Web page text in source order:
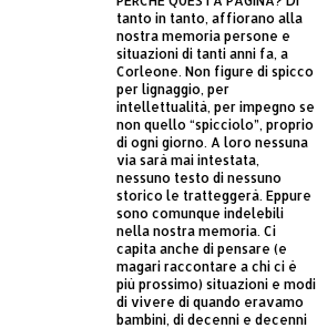
tanto in tanto, affiorano alla
nostra memoria persone e
situazioni di tanti anni fa, a
Corleone. Non figure di spicco
per lignaggio, per
intellettualità, per impegno se
non quello “spicciolo”, proprio
di ogni giorno. A loro nessuna
via sarà mai intestata,
nessuno testo di nessuno
storico le tratteggerà. Eppure
sono comunque indelebili
nella nostra memoria. Ci
capita anche di pensare (e
magari raccontare a chi ci è
più prossimo) situazioni e modi
di vivere di quando eravamo
bambini, di decenni e decenni